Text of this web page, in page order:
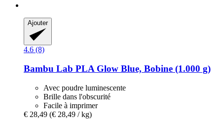
Ajouter
4.6 (8)
Bambu Lab PLA Glow Blue, Bobine (1.000 g)
Avec poudre luminescente
Brille dans l'obscurité
Facile à imprimer
€ 28,49 (€ 28,49 / kg)